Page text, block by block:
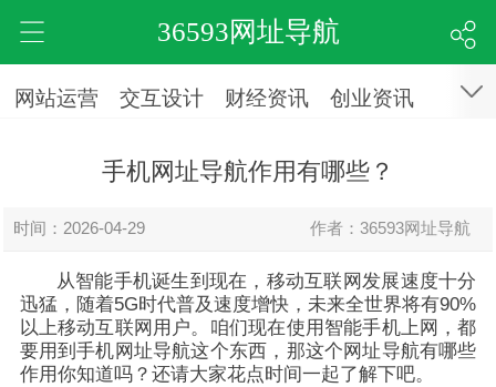
36593网址导航
网站运营 交互设计 财经资讯 创业资讯
手机网址导航作用有哪些？
时间：2026-04-29 作者：36593网址导航
从智能手机诞生到现在，移动互联网发展速度十分
迅猛，随着5G时代普及速度增快，未来全世界将有90%
以上移动互联网用户。咱们现在使用智能手机上网，都
要用到手机网址导航这个东西，那这个网址导航有哪些
作用你知道吗？还请大家花点时间一起了解下吧。